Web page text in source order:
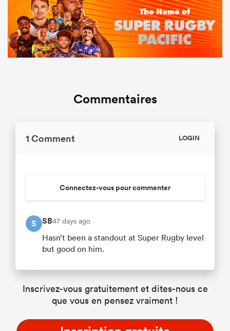
Commentaires
1 Comment LOGIN
Connectez-vous pour commenter
S SB47 days ago
Hasn’t been a standout at Super Rugby level
but good on him.
Inscrivez-vous gratuitement et dites-nous ce
que vous en pensez vraiment !